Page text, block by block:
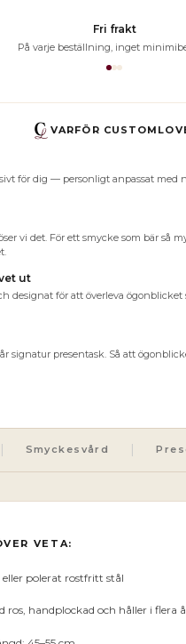
Fri frakt
På varje beställning, inget
VARFÖR
för dig — personligt anpassat med
vi det. För ett smycke som bär så
ut
designat för att överleva ögonblicket
signatur presentask. Så att
| Smyckesvård |
VETA:
polerat rostfritt stål
ros, handplockad och håller i flera